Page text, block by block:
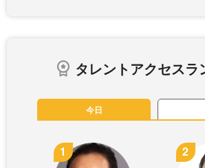
タレントアクセスラ
今日